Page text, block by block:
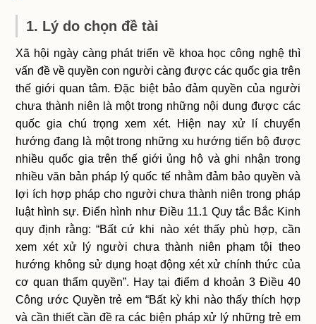
1. Lý do chọn đề tài
Xã hội ngày càng phát triển về khoa học công nghệ thì
vấn đề về quyền con người càng được các quốc gia trên
thế giới quan tâm. Đặc biệt bảo đảm quyền của người
chưa thành niên là một trong những nội dung được các
quốc gia chú trọng xem xét. Hiện nay xử lí chuyển
hướng đang là một trong những xu hướng tiến bộ được
nhiều quốc gia trên thế giới ủng hộ và ghi nhận trong
nhiều văn bản pháp lý quốc tế nhằm đảm bảo quyền và
lợi ích hợp pháp cho người chưa thành niên trong pháp
luật hình sự. Điển hình như Điều 11.1 Quy tắc Bắc Kinh
quy định rằng: “Bất cứ khi nào xét thấy phù hợp, cần
xem xét xử lý người chưa thành niên phạm tội theo
hướng không sử dụng hoạt động xét xử chính thức của
cơ quan thẩm quyền”. Hay tại điểm d khoản 3 Điều 40
Công ước Quyền trẻ em “Bất kỳ khi nào thấy thích hợp
và cần thiết cần đề ra các biện pháp xử lý những trẻ em